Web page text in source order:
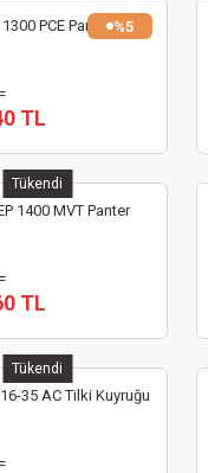
%5
PCE Panter
TL
Tükendi
1400 MVT Panter
TL
Tükendi
35 AC Tilki Kuyruğu